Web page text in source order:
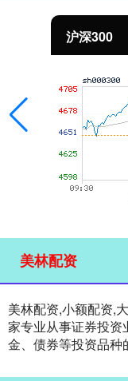
沪深300
美林配资
美林配资,小额配资,
家专业从事证券投资
金、债券等投资品种